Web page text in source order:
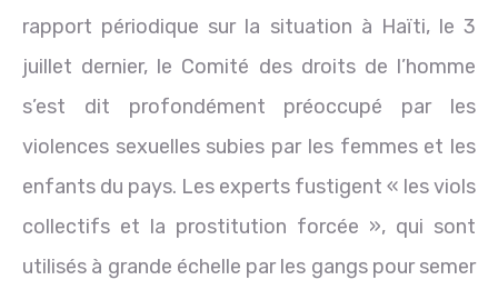
rapport périodique sur la situation à Haïti, le 3
juillet dernier, le Comité des droits de l’homme
s’est dit profondément préoccupé par les
violences sexuelles subies par les femmes et les
enfants du pays. Les experts fustigent « les viols
collectifs et la prostitution forcée », qui sont
utilisés à grande échelle par les gangs pour semer